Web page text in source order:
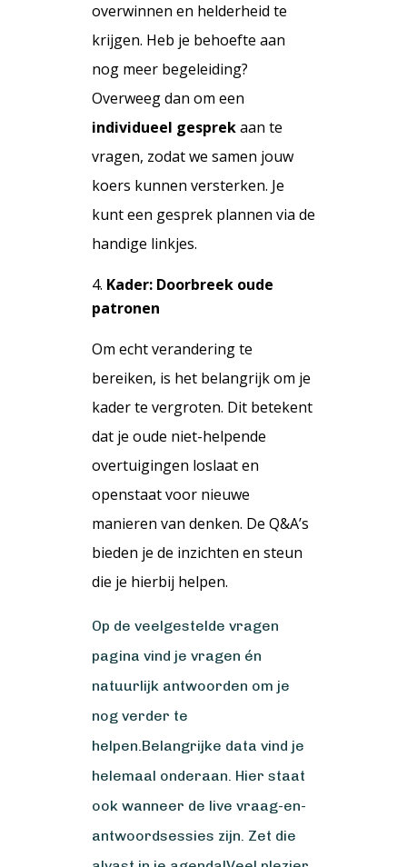
overwinnen en helderheid te
krijgen. Heb je behoefte aan
nog meer begeleiding?
Overweeg dan om een
individueel gesprekaan te
vragen, zodat we samen jouw
koers kunnen versterken. Je
kunt een gesprek plannen via de
handige linkjes.
Kader: Doorbreek oude
patronen
Om echt verandering te
bereiken, is het belangrijk om je
kader te vergroten. Dit betekent
dat je oude niet-helpende
overtuigingen loslaat en
openstaat voor nieuwe
manieren van denken. De Q&A’s
bieden je de inzichten en steun
die je hierbij helpen.
Op de veelgestelde vragen
pagina vind je vragen én
natuurlijk antwoorden om je
nog verder te
helpen.Belangrijke data vind je
helemaal onderaan. Hier staat
ook wanneer de live vraag-en-
antwoordsessies zijn. Zet die